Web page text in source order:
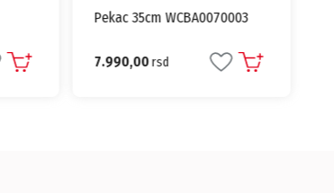
Pekac 35cm WCBA0070003
7.990,00rsd